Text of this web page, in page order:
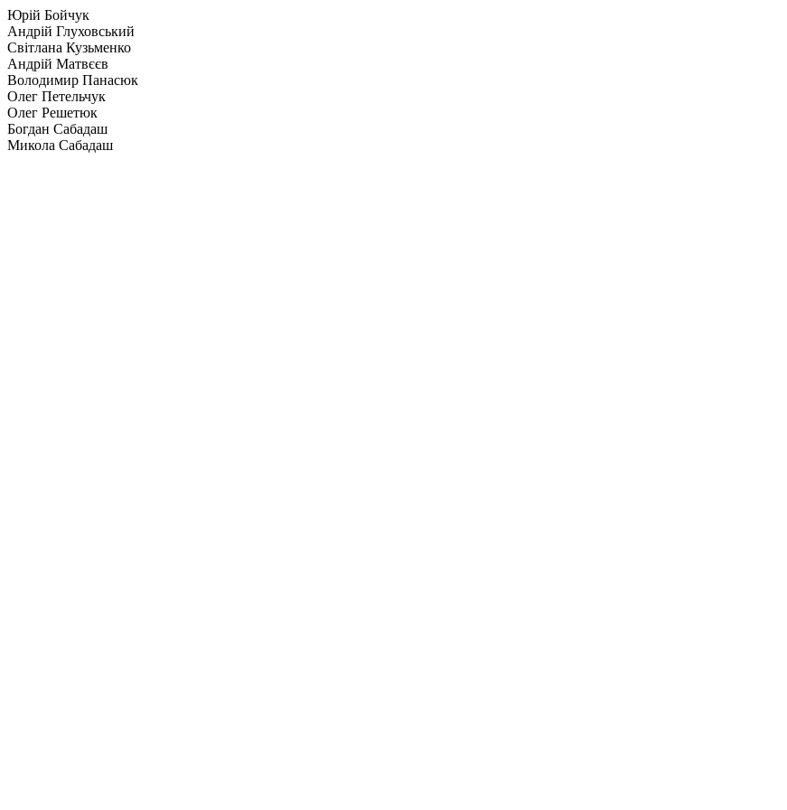
Юрій Бойчук
Андрій Глуховський
Світлана Кузьменко
Андрій Матвєєв
Володимир Панасюк
Олег Петельчук
Олег Решетюк
Богдан Сабадаш
Микола Сабадаш